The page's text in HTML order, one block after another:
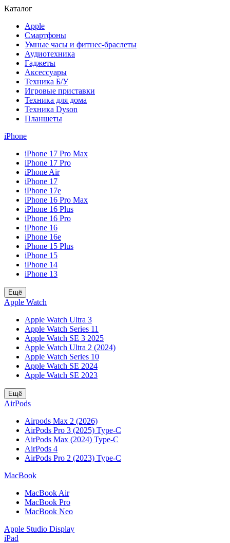
Каталог
Apple
Смартфоны
Умные часы и фитнес-браслеты
Аудиотехника
Гаджеты
Аксессуары
Техника Б/У
Игровые приставки
Техника для дома
Техника Dyson
Планшеты
iPhone
iPhone 17 Pro Max
iPhone 17 Pro
iPhone Air
iPhone 17
iPhone 17e
iPhone 16 Pro Max
iPhone 16 Plus
iPhone 16 Pro
iPhone 16
iPhone 16e
iPhone 15 Plus
iPhone 15
iPhone 14
iPhone 13
Ещё
Apple Watch
Apple Watch Ultra 3
Apple Watch Series 11
Apple Watch SE 3 2025
Apple Watch Ultra 2 (2024)
Apple Watch Series 10
Apple Watch SE 2024
Apple Watch SE 2023
Ещё
AirPods
Airpods Max 2 (2026)
AirPods Pro 3 (2025) Type-C
AirPods Max (2024) Type-C
AirPods 4
AirPods Pro 2 (2023) Type-C
MacBook
MacBook Air
MacBook Pro
MacBook Neo
Apple Studio Display
iPad